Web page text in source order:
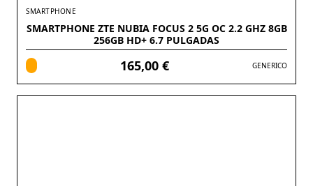
SMARTPHONE
SMARTPHONE ZTE NUBIA FOCUS 2 5G OC 2.2 GHZ 8GB
256GB HD+ 6.7 PULGADAS
165,00 € GENERICO